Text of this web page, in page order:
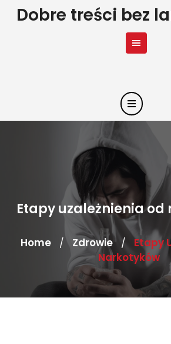
SkipDobre treści bez
Etapy uzależnienia
Home / Zdrowie /
Etapy
Narkotyków